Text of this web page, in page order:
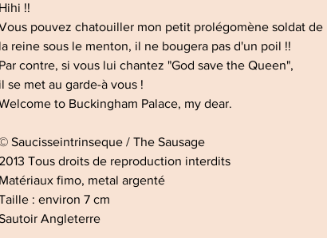
Hihi !!
pouvez chatouiller mon petit prolégomène soldat de
la reine sous le menton, il ne bougera pas d'un poil !!
Par contre, si vous lui chantez "God save the Queen",
il se met au garde-à vous !
to Buckingham Palace, my dear.
Saucisseintrinseque / The Sausage
2013 Tous droits de reproduction interdits
Matériaux fimo, metal argenté
: environ 7 cm
Angleterre